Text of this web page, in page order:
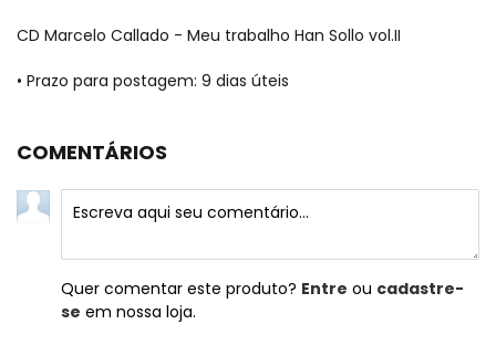
CD Marcelo Callado - Meu trabalho Han Sollo vol.II
• Prazo para postagem: 9 dias úteis
COMENTÁRIOS
Quer comentar este produto? Entre ou cadastre-
se em nossa loja.